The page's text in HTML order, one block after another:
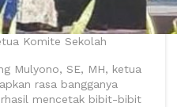
Komite Sekolah
Mulyono, SE, MH, ketua
rasa bangganya
mencetak bibit-bibit